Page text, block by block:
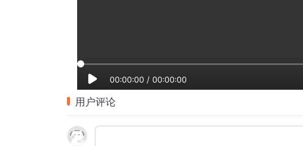
00:00:00 / 00:00:00
用户评论